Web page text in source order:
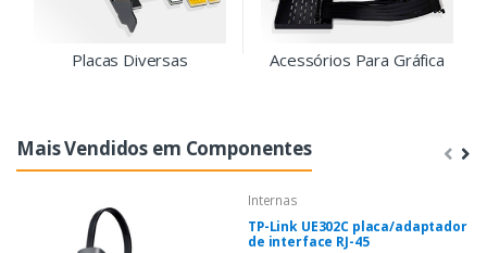
Placas Diversas Acessórios Para Gráfica
Mais Vendidos em Componentes
Internas
TP-Link UE302C placa/adaptador
de interface RJ-45